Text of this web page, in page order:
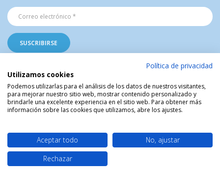
La Tienda Religiosa de Lourdes © | Venta de artículos religiosos del Santuario
de Lourdes en Francia | Arte Sacro | Objetos sagrados
Política de privacidad
Utilizamos cookies
Podemos utilizarlas para el análisis de los datos de nuestros visitantes,
para mejorar nuestro sitio web, mostrar contenido personalizado y
brindarle una excelente experiencia en el sitio web. Para obtener más
información sobre las cookies que utilizamos, abre los ajustes.
Aceptar todo
No, ajustar
Rechazar